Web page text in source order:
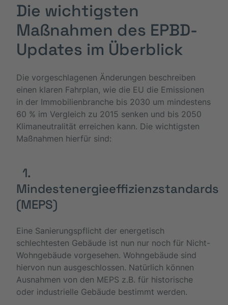
Die wichtigsten
Maßnahmen des EPBD-
Updates im Überblick
Die vorgeschlagenen Änderungen beschreiben
einen klaren Fahrplan, wie die EU die Emissionen
in der Immobilienbranche bis 2030 um mindestens
60 % im Vergleich zu 2015 senken und bis 2050
Klimaneutralität erreichen kann. Die wichtigsten
Maßnahmen hierfür sind:
1.
Mindestenergieeffizienzstandards
(MEPS)
Eine Sanierungspflicht der energetisch
schlechtesten Gebäude ist nun nur noch für Nicht-
Wohngebäude vorgesehen. Wohngebäude sind
hiervon nun ausgeschlossen. Natürlich können
Ausnahmen von den MEPS z.B. für historische
oder industrielle Gebäude bestimmt werden.